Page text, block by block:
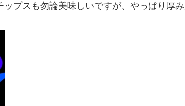
プスも勿論美味しいですが、やっぱり厚み